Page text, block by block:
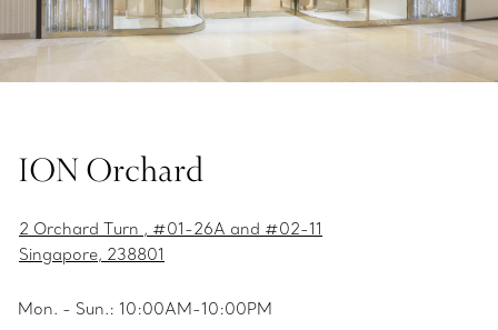
ION Orchard
2 Orchard Turn , #01-26A and #02-11
Singapore, 238801
Mon. - Sun.: 10:00AM-10:00PM